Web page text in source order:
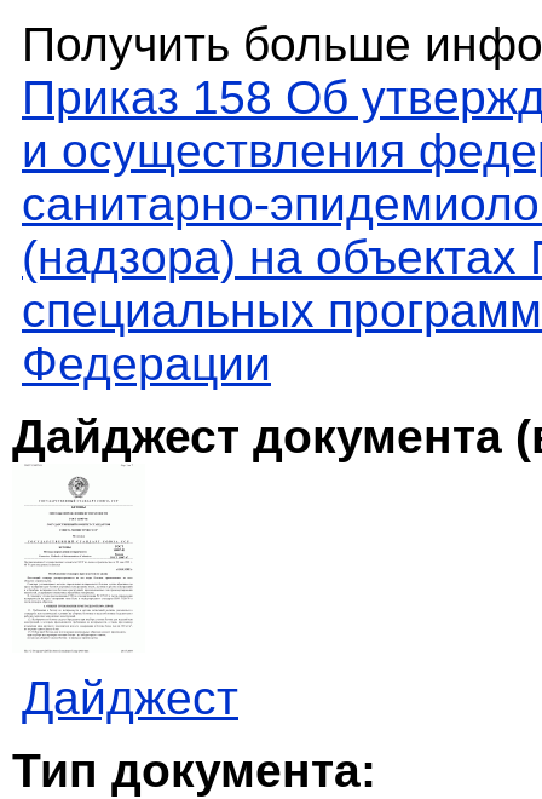
Получить больше
Приказ 158 Об
и осуществления
санитарно-
(надзора) на объектах
специальных
Федерации
Дайджест документа
Дайджест
Тип документа: